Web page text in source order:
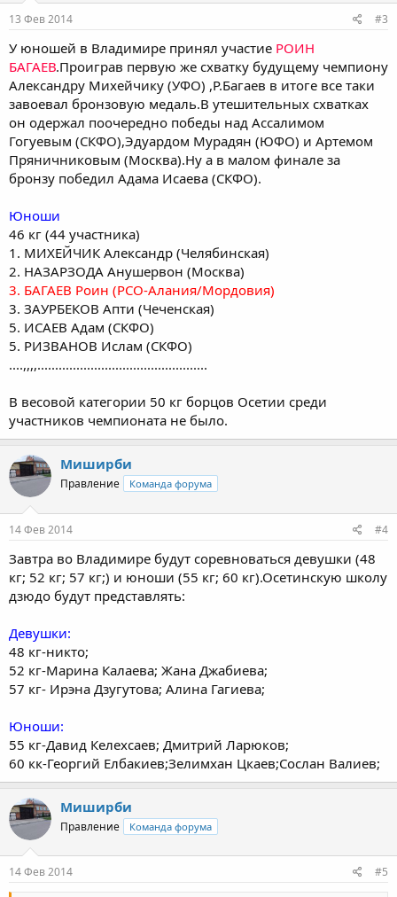
13 Фев 2014 #3
У юношей в Владимире принял участие РОИН
БАГАЕВ.Проиграв первую же схватку будущему чемпиону
Александру Михейчику (УФО) ,Р.Багаев в итоге все таки
завоевал бронзовую медаль.В утешительных схватках
он одержал поочередно победы над Ассалимом
Гогуевым (СКФО),Эдуардом Мурадян (ЮФО) и Артемом
Пряничниковым (Москва).Ну а в малом финале за
бронзу победил Адама Исаева (СКФО).
Юноши
46 кг (44 участника)
1. МИХЕЙЧИК Александр (Челябинская)
2. НАЗАРЗОДА Анушервон (Москва)
3. БАГАЕВ Роин (РСО-Алания/Мордовия)
3. ЗАУРБЕКОВ Апти (Чеченская)
5. ИСАЕВ Адам (СКФО)
5. РИЗВАНОВ Ислам (СКФО)
....,,,,................................................
В весовой категории 50 кг борцов Осетии среди
участников чемпионата не было.
Миширби
Правление Команда форума
14 Фев 2014 #4
Завтра во Владимире будут соревноваться девушки (48
кг; 52 кг; 57 кг;) и юноши (55 кг; 60 кг).Осетинскую школу
дзюдо будут представлять:
Девушки:
48 кг-никто;
52 кг-Марина Калаева; Жана Джабиева;
57 кг- Ирэна Дзугутова; Алина Гагиева;
Юноши:
55 кг-Давид Келехсаев; Дмитрий Ларюков;
60 кк-Георгий Елбакиев;Зелимхан Цкаев;Сослан Валиев;
Миширби
Правление Команда форума
14 Фев 2014 #5